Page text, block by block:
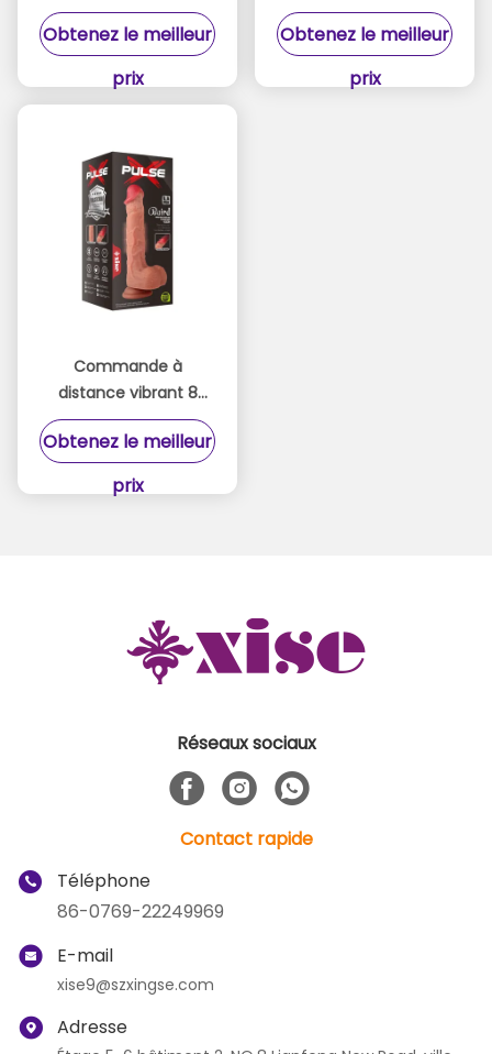
point G
Obtenez le meilleur
prix
gros vibrateur avec
contrôle pour un plaisir
personnalisé.
Obtenez le meilleur
prix
Commande à
distance vibrant 8
pouces Dildos 9
vitesses Poussant
fonctions Dildos
automatiques
Obtenez le meilleur
prix
Réseaux sociaux
Contact rapide
Téléphone
86-0769-22249969
E-mail
xise9@szxingse.com
Adresse